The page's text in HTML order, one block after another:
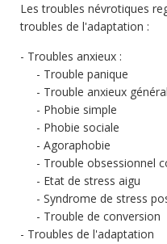
Les troubles névrotiques
troubles de l'adaptation :
Troubles anxieux :
Trouble panique
Trouble anxieux
Phobie simple
Phobie sociale
Agoraphobie
Trouble obsessionnel
Etat de stress aigu
Syndrome de stress
Trouble de conversion
Troubles de l'adaptation